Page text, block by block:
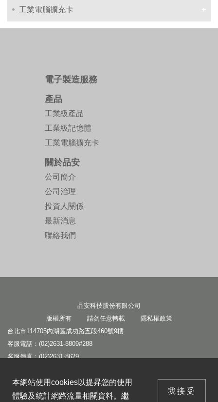
我接受
本網站使用cookies以提昇您的使用
體驗及統計網路流量相關資料。繼
工業電腦擴充卡
電子製造服務
產品
工業級產品
工業級記憶體
工業電腦擴充卡
關於品安
公司簡介
公司治理
投資人關係
最新消息
聯絡我們
品安科技股份有限公司
版權所有 請勿任意轉載 隱私權政策
台北市114705內湖區成功路五段460號9樓
客服電話：(02)2631-8809#288
客服傳真：(02)2631-8629
業務信箱：leo@panram.com.tw
營運中心：基隆市206007七堵區工建南路2-2號
體驗及統計網路流量相關資料。繼